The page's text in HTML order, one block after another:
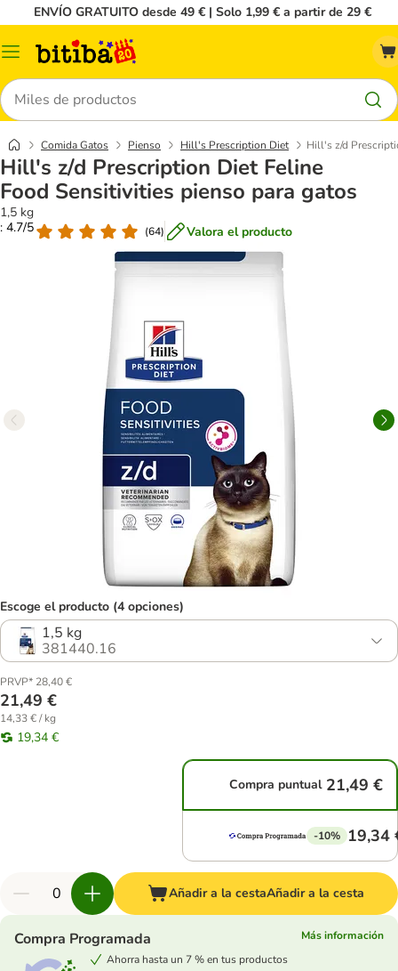
ENVÍO GRATUITO desde 49 € | Solo 1,99 € a partir de 29 €
Menú
Buscar
Comida Gatos Pienso Hill's Prescription Diet Hill's z/d
Hill's z/d Prescription Diet Feline
Food Sensitivities pienso para gatos
1,5 kg
: 4.7/5
(64) Valora el producto
Escoge el producto (4 opciones)
1,5 kg
381440.16
PRVP* 28,40 €
21,49 €
14,33 € / kg
19,34 €
Compra puntual 21,49 €
-10% 19,34
Añadir a la cestaAñadir a la cesta
Compra Programada
Más información
Ahorra hasta un 7 % en tus productos